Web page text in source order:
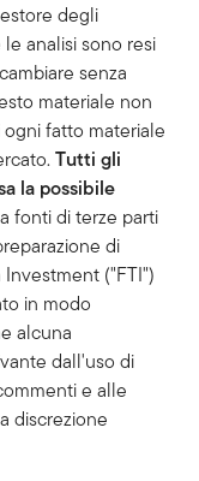
degli
analisi sono resi
senza
materiale non
fatto materiale
Tutti gli
la possibile
fonti di terze parti
di
("FTI")
in modo
alcuna
dall'uso di
e alle
discrezione